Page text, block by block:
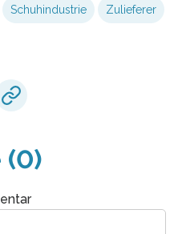
Schuhindustrie Zulieferer
(0)